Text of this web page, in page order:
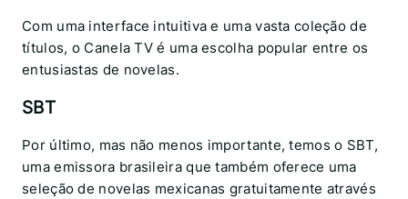
Com uma interface intuitiva e uma vasta coleção de
títulos, o Canela TV é uma escolha popular entre os
entusiastas de novelas.
SBT
Por último, mas não menos importante, temos o SBT,
uma emissora brasileira que também oferece uma
seleção de novelas mexicanas gratuitamente através